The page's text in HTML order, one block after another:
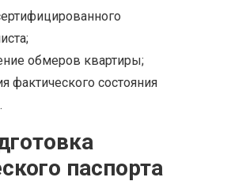
обмеров квартиры;
фактического состояния
паспорта